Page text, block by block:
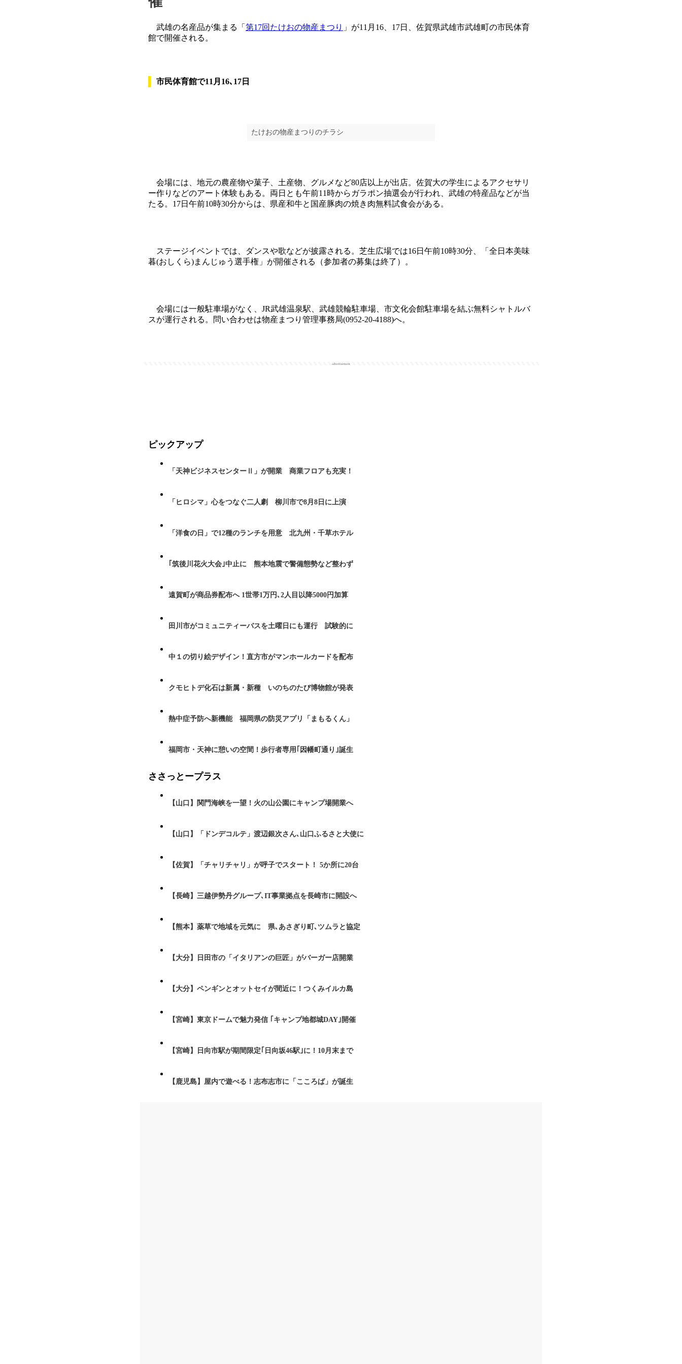
武雄の名産品が集まる「 第17回たけおの物産まつり 」が11月16、17日、佐賀県武雄市武雄町の市民体育
館で開催される。
市民体育館で11月16､17日
たけおの物産まつりのチラシ
会場には、地元の農産物や菓子、土産物、グルメなど80店以上が出店。佐賀大の学生によるアクセサリ
ー作りなどのアート体験もある。両日とも午前11時からガラポン抽選会が行われ、武雄の特産品などが当
たる。17日午前10時30分からは、県産和牛と国産豚肉の焼き肉無料試食会がある。
ステージイベントでは、ダンスや歌などが披露される。芝生広場では16日午前10時30分、「全日本美味
暮(おしくら)まんじゅう選手権」が開催される（参加者の募集は終了）。
会場には一般駐車場がなく、JR武雄温泉駅、武雄競輪駐車場、市文化会館駐車場を結ぶ無料シャトルバ
スが運行される。問い合わせは物産まつり管理事務局(0952-20-4188)へ。
advertisement
ピックアップ
「天神ビジネスセンターⅡ」が開業 商業フロアも充実！
「ヒロシマ」心をつなぐ二人劇 柳川市で8月8日に上演
「洋食の日」で12種のランチを用意 北九州・千草ホテル
｢筑後川花火大会｣中止に 熊本地震で警備態勢など整わず
遠賀町が商品券配布へ 1世帯1万円､2人目以降5000円加算
田川市がコミュニティーバスを土曜日にも運行 試験的に
中１の切り絵デザイン！直方市がマンホールカードを配布
クモヒトデ化石は新属・新種 いのちのたび博物館が発表
熱中症予防へ新機能 福岡県の防災アプリ「まもるくん」
福岡市・天神に憩いの空間！歩行者専用｢因幡町通り｣誕生
ささっとープラス
【山口】関門海峡を一望！火の山公園にキャンプ場開業へ
【山口】「ドンデコルテ」渡辺銀次さん､山口ふるさと大使に
【佐賀】「チャリチャリ」が呼子でスタート！ 5か所に20台
【長崎】三越伊勢丹グループ､IT事業拠点を長崎市に開設へ
【熊本】薬草で地域を元気に 県､あさぎり町､ツムラと協定
【大分】日田市の「イタリアンの巨匠」がバーガー店開業
【大分】ペンギンとオットセイが間近に！つくみイルカ島
【宮崎】東京ドームで魅力発信 ｢キャンプ地都城DAY｣開催
【宮崎】日向市駅が期間限定｢日向坂46駅｣に！10月末まで
【鹿児島】屋内で遊べる！志布志市に「こころば」が誕生